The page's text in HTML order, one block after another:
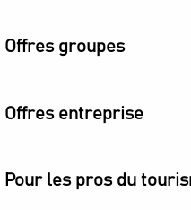
Offres groupes
Offres entreprise
Pour les pros du